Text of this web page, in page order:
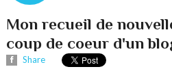
Mon recueil de
coup de coeur d'un
Share